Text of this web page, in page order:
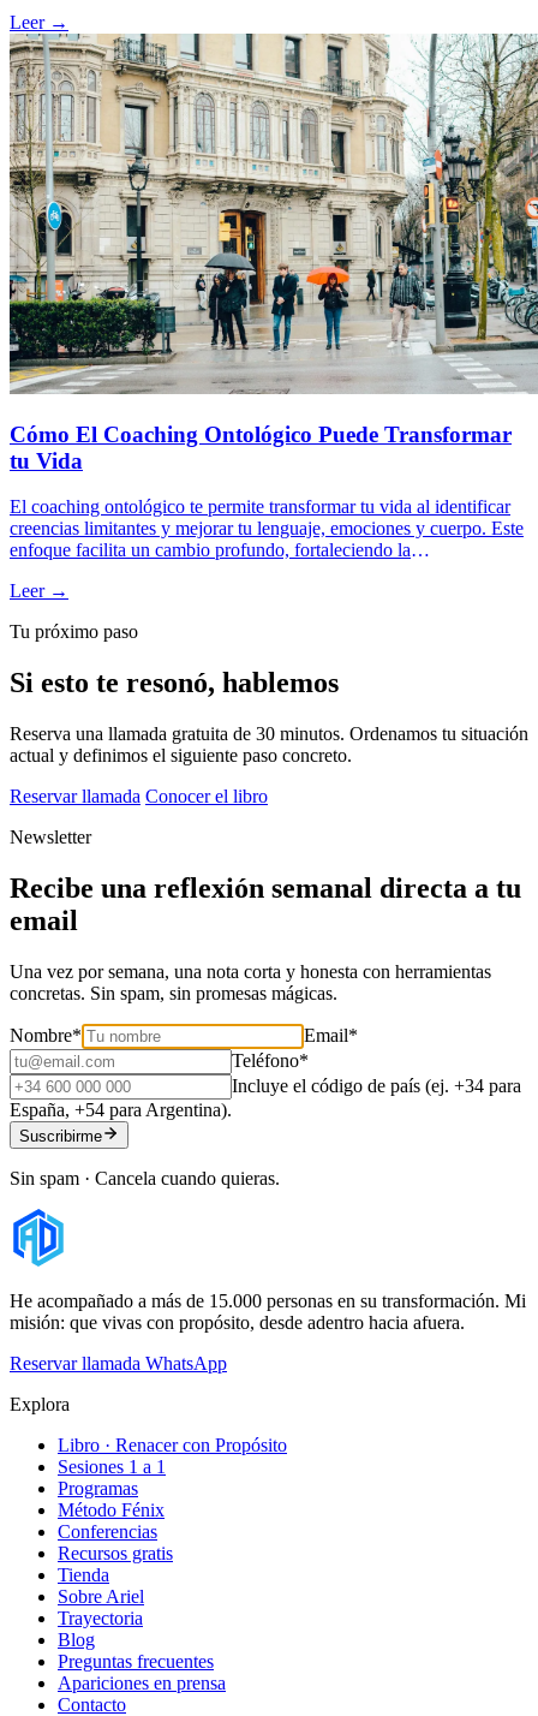
Leer →
Cómo El Coaching Ontológico Puede Transformar
tu Vida
El coaching ontológico te permite transformar tu vida al identificar
creencias limitantes y mejorar tu lenguaje, emociones y cuerpo. Este
enfoque facilita un cambio profundo, fortaleciendo la
Leer →
Tu próximo paso
Si esto te resonó, hablemos
Reserva una llamada gratuita de 30 minutos. Ordenamos tu situación
actual y definimos el siguiente paso concreto.
Reservar llamada Conocer el libro
Newsletter
Recibe una reflexión semanal directa a tu
email
Una vez por semana, una nota corta y honesta con herramientas
concretas. Sin spam, sin promesas mágicas.
Nombre* Email*
Teléfono*
Incluye el código de país (ej. +34 para
España, +54 para Argentina).
Suscribirme
Sin spam · Cancela cuando quieras.
He acompañado a más de 15.000 personas en su transformación. Mi
misión: que vivas con propósito, desde adentro hacia afuera.
Reservar llamada WhatsApp
Explora
Libro · Renacer con Propósito
Sesiones 1 a 1
Programas
Método Fénix
Conferencias
Recursos gratis
Tienda
Sobre Ariel
Trayectoria
Blog
Preguntas frecuentes
Apariciones en prensa
Contacto